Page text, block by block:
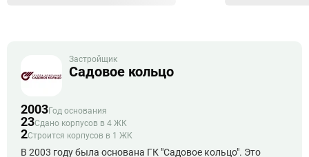
Застройщик
Садовое кольцо
2003Год основания
23Сдано корпусов в 4 ЖК
2Строится корпусов в 1 ЖК
В 2003 году была основана ГК "Садовое кольцо". Это